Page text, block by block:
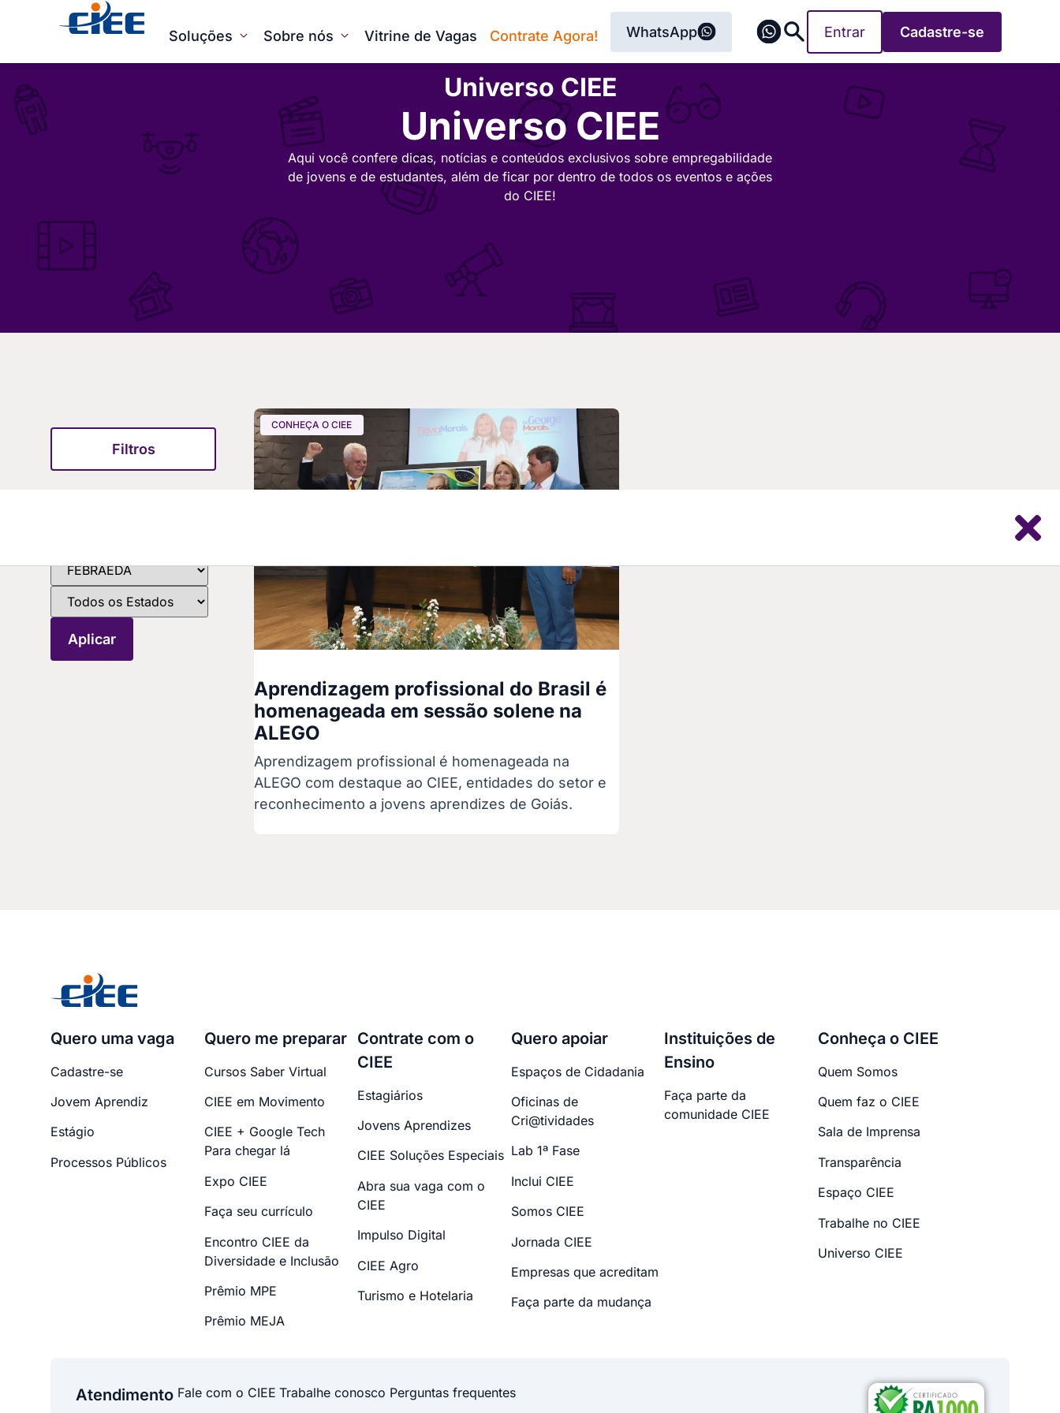
Soluções Sobre nós Vitrine de Vagas Contrate Agora! WhatsApp Entrar Cadastre-se
Universo CIEE
Universo CIEE
Aqui você confere dicas, notícias e conteúdos exclusivos sobre empregabilidade
de jovens e de estudantes, além de ficar por dentro de todos os eventos e ações
do CIEE!
Filtros
CONHEÇA O CIEE
Aprendizagem profissional do Brasil é
homenageada em sessão solene na
ALEGO
Aprendizagem profissional é homenageada na
ALEGO com destaque ao CIEE, entidades do setor e
reconhecimento a jovens aprendizes de Goiás.
Quero uma vaga
Cadastre-se
Jovem Aprendiz
Estágio
Processos Públicos
Quero me preparar
Cursos Saber Virtual
CIEE em Movimento
CIEE + Google Tech
Para chegar lá
Expo CIEE
Faça seu currículo
Encontro CIEE da
Diversidade e Inclusão
Prêmio MPE
Prêmio MEJA
Contrate com o
CIEE
Estagiários
Jovens Aprendizes
CIEE Soluções Especiais
Abra sua vaga com o
CIEE
Impulso Digital
CIEE Agro
Turismo e Hotelaria
Quero apoiar
Espaços de Cidadania
Oficinas de
Cri@tividades
Lab 1ª Fase
Inclui CIEE
Somos CIEE
Jornada CIEE
Empresas que acreditam
Faça parte da mudança
Instituições de
Ensino
Faça parte da
comunidade CIEE
Conheça o CIEE
Quem Somos
Quem faz o CIEE
Sala de Imprensa
Transparência
Espaço CIEE
Trabalhe no CIEE
Universo CIEE
Atendimento Fale com o CIEE Trabalhe conosco Perguntas frequentes